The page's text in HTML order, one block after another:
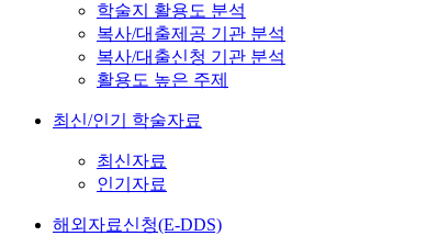
학술지 활용도 분석
복사/대출제공 기관 분석
복사/대출신청 기관 분석
활용도 높은 주제
최신/인기 학술자료
최신자료
인기자료
해외자료신청(E-DDS)